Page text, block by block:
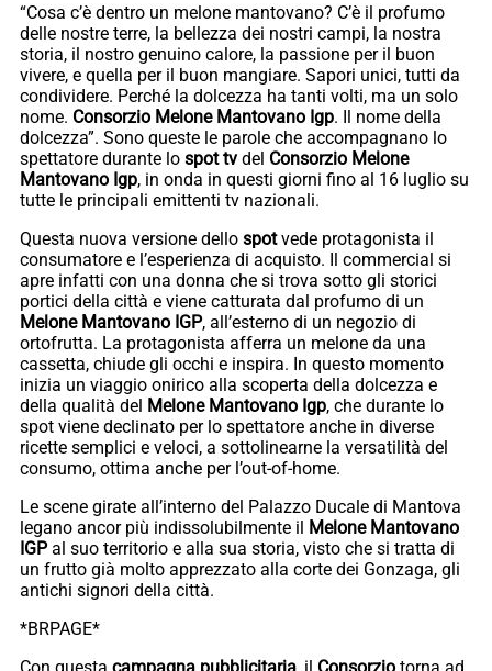
“Cosa c’è dentro un melone mantovano? C’è il profumo
delle nostre terre, la bellezza dei nostri campi, la nostra
storia, il nostro genuino calore, la passione per il buon
vivere, e quella per il buon mangiare. Sapori unici, tutti da
condividere. Perché la dolcezza ha tanti volti, ma un solo
nome. Consorzio Melone Mantovano Igp. Il nome della
dolcezza”. Sono queste le parole che accompagnano lo
spettatore durante lo spot tv del Consorzio Melone
Mantovano Igp, in onda in questi giorni fino al 16 luglio su
tutte le principali emittenti tv nazionali.
Questa nuova versione dello spotvede protagonista il
consumatore e l’esperienza di acquisto. Il commercial si
apre infatti con una donna che si trova sotto gli storici
portici della città e viene catturata dal profumo di un
Melone Mantovano IGP, all’esterno di un negozio di
ortofrutta. La protagonista afferra un melone da una
cassetta, chiude gli occhi e inspira. In questo momento
inizia un viaggio onirico alla scoperta della dolcezza e
della qualità del Melone Mantovano Igp, che durante lo
spot viene declinato per lo spettatore anche in diverse
ricette semplici e veloci, a sottolinearne la versatilità del
consumo, ottima anche per l’out-of-home.
Le scene girate all’interno del Palazzo Ducale di Mantova
legano ancor più indissolubilmente il Melone Mantovano
IGPal suo territorio e alla sua storia, visto che si tratta di
un frutto già molto apprezzato alla corte dei Gonzaga, gli
antichi signori della città.
*BRPAGE*